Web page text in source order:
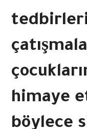
tedbirleri
himaye
böylece